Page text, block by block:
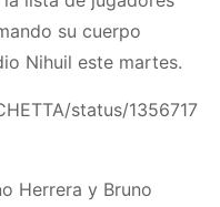
su cuerpo
Nihuil este martes.
status/1356717
Herrera y Bruno